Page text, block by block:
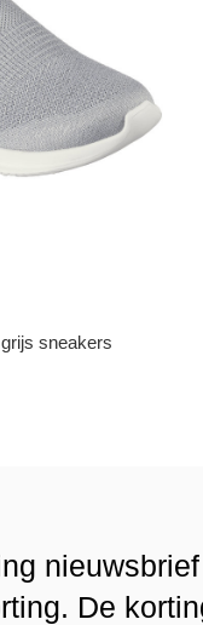
sneakers
De